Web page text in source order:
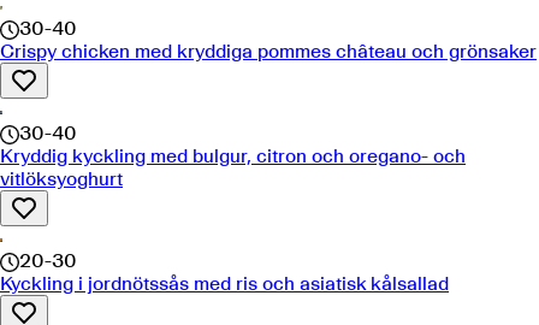
30-40
Crispy chicken med kryddiga pommes château och grönsaker
30-40
Kryddig kyckling med bulgur, citron och oregano- och
vitlöksyoghurt
20-30
Kyckling i jordnötssås med ris och asiatisk kålsallad